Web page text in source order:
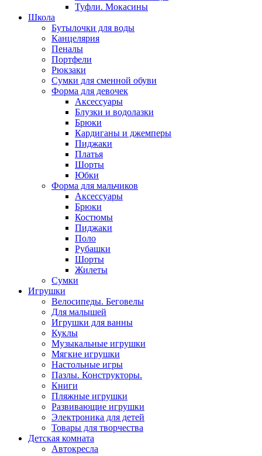
Туфли. Мокасины
Школа
Бутылочки для воды
Канцелярия
Пеналы
Портфели
Рюкзаки
Сумки для сменной обуви
Форма для девочек
Аксессуары
Блузки и водолазки
Брюки
Кардиганы и джемперы
Пиджаки
Платья
Шорты
Юбки
Форма для мальчиков
Аксессуары
Брюки
Костюмы
Пиджаки
Поло
Рубашки
Шорты
Жилеты
Сумки
Игрушки
Велосипеды. Беговелы
Для малышей
Игрушки для ванны
Куклы
Музыкальные игрушки
Мягкие игрушки
Настольные игры
Пазлы. Конструкторы.
Книги
Пляжные игрушки
Развивающие игрушки
Электроника для детей
Товары для творчества
Детская комната
Автокресла